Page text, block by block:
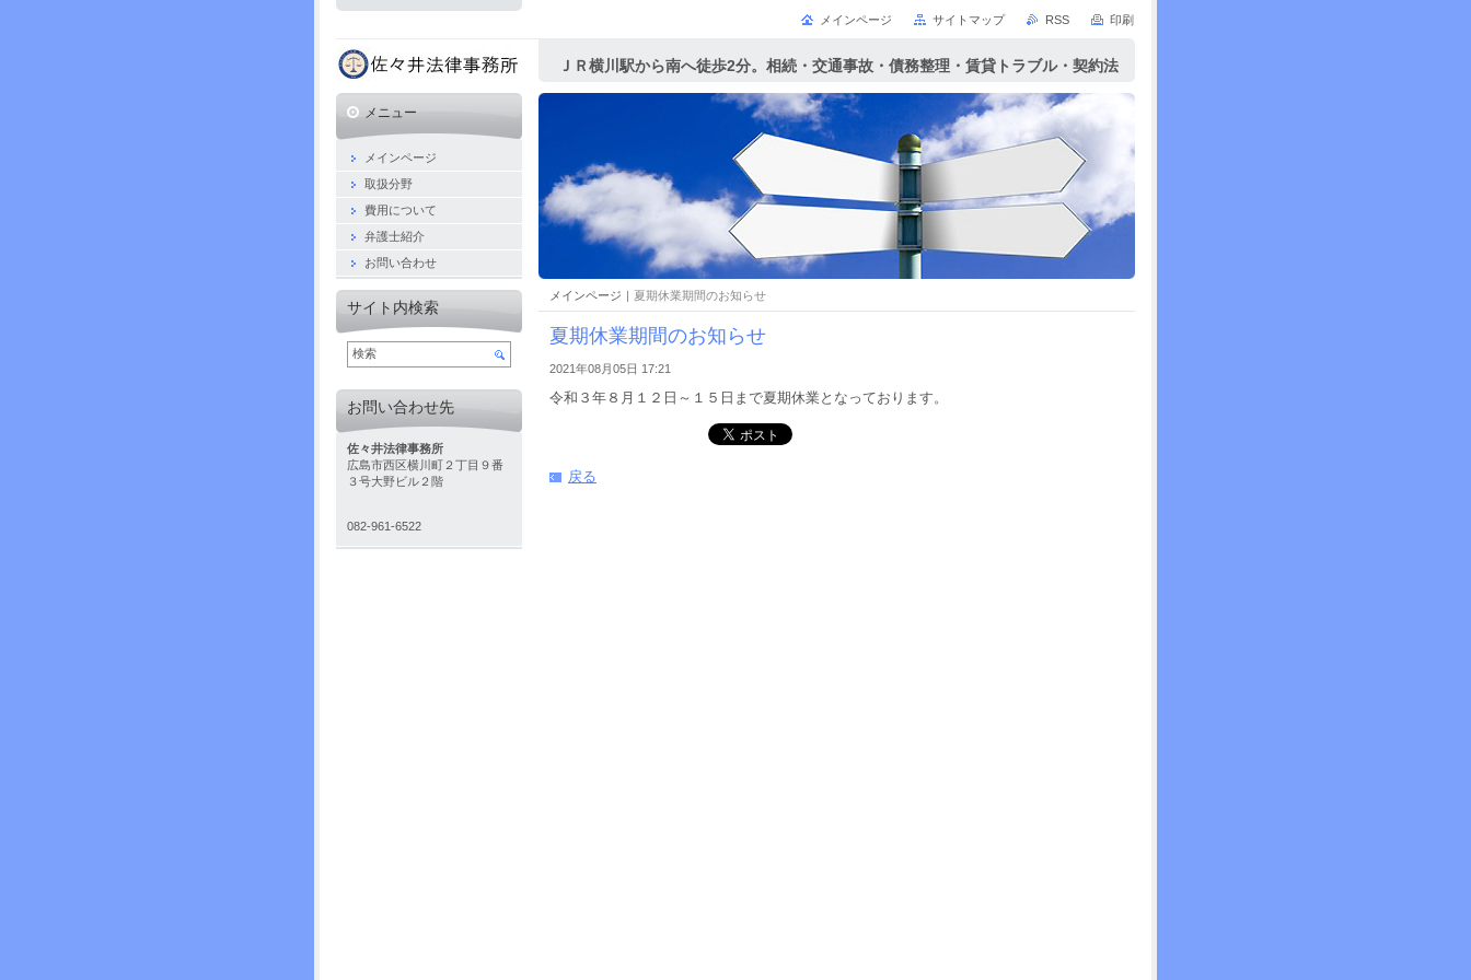
ＪＲ横川駅から南へ徒歩2分。相続・交通事故・債務整理・賃貸トラブル・契約法
務・中小企業法的サポート・刑事弁護等の法律相談を行っております。
メインページ | 夏期休業期間のお知らせ
夏期休業期間のお知らせ
2021年08月05日 17:21
令和３年８月１２日～１５日まで夏期休業となっております。
戻る
メニュー
メインページ
取扱分野
費用について
弁護士紹介
お問い合わせ
サイト内検索
お問い合わせ先
佐々井法律事務所
広島市西区横川町２丁目９番
３号大野ビル２階
082-961-6522
メインページ サイトマップ RSS 印刷